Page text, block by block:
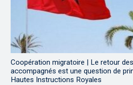
Coopération migratoire | Le retour
accompagnés est une question de
Hautes Instructions Royales